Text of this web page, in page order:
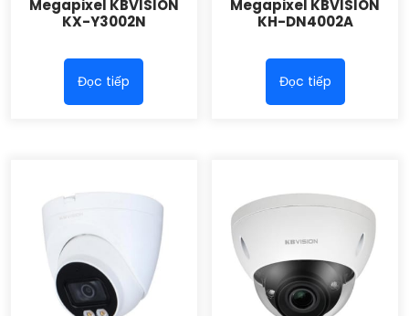
Megapixel KBVISION
KX-Y3002N
Đọc tiếp
Megapixel KBVISION
KH-DN4002A
Đọc tiếp